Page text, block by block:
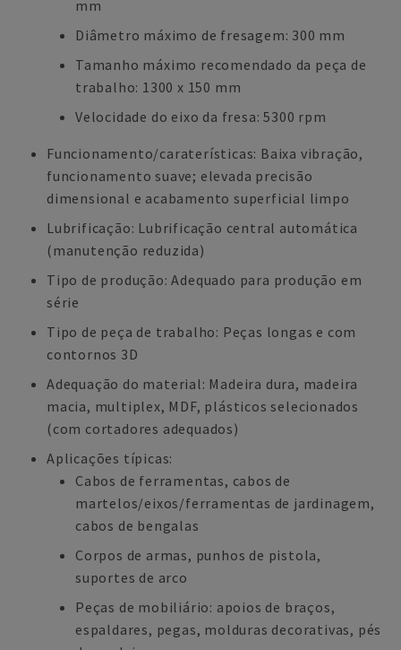
mm
Diâmetro máximo de fresagem: 300 mm
Tamanho máximo recomendado da peça de
trabalho: 1300 x 150 mm
Velocidade do eixo da fresa: 5300 rpm
Funcionamento/caraterísticas: Baixa vibração,
funcionamento suave; elevada precisão
dimensional e acabamento superficial limpo
Lubrificação: Lubrificação central automática
(manutenção reduzida)
Tipo de produção: Adequado para produção em
série
Tipo de peça de trabalho: Peças longas e com
contornos 3D
Adequação do material: Madeira dura, madeira
macia, multiplex, MDF, plásticos selecionados
(com cortadores adequados)
Aplicações típicas:
Cabos de ferramentas, cabos de
martelos/eixos/ferramentas de jardinagem,
cabos de bengalas
Corpos de armas, punhos de pistola,
suportes de arco
Peças de mobiliário: apoios de braços,
espaldares, pegas, molduras decorativas, pés